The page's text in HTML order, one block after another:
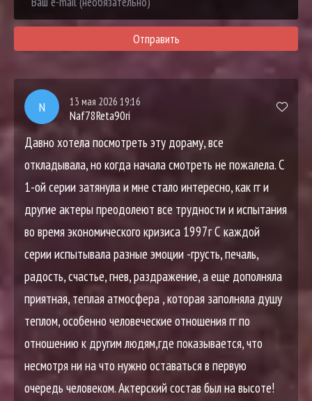
Отправить
N 13 мая 2026 19:16
Naf78Reta90ri
Давно хотела посмотреть эту дораму, все
откладывала, но когда начала смотреть не пожалела. С
1-ой серии затянула и мне стало интересно, как гг и
другие актеры преодолеют все трудности и испытания
во время экономического кризиса 1997г С каждой
серии испытывала разные эмоции -грусть, печаль,
радость, счастье, гнев, раздражение, а еще дополняла
приятная, теплая атмосфера , которая заполняла душу
теплом, особенно человеческие отношения гг по
отношению к другим людям,где показывается, что
несмотря ни на что нужно оставаться в первую
очередь человеком. Актерский состав был на высоте!